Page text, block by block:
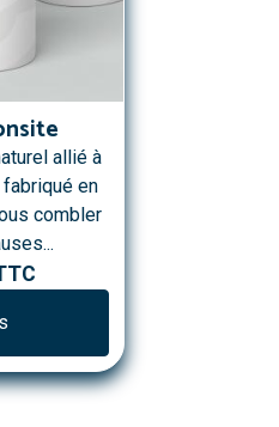
allié à
en
combler